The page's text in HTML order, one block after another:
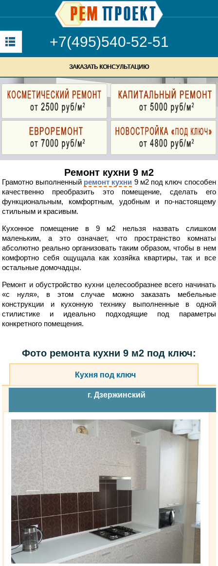
+7(495)540-52-51
ЗАКАЗАТЬ КОНСУЛЬТАЦИЮ
Ремонт кухни 9 м2
Грамотно выполненный ремонт кухни 9 м2 под ключ способен
качественно преобразить это помещение, сделать его
функциональным, комфортным, удобным и по-настоящему
стильным и красивым.
Кухонное помещение в 9 м2 нельзя назвать слишком
маленьким, а это означает, что пространство комнаты
абсолютно реально организовать таким образом, чтобы в нем
комфортно себя ощущала как хозяйка квартиры, так и все
остальные домочадцы.
Ремонт и обустройство кухни целесообразнее всего начинать
«с нуля», в этом случае можно заказать мебельные
конструкции и кухонную технику выполненные в одной
стилистике и идеально подходящие под параметры
конкретного помещения.
Фото ремонта кухни 9 м2 под ключ:
Кухня под ключ
г. Дзержинский